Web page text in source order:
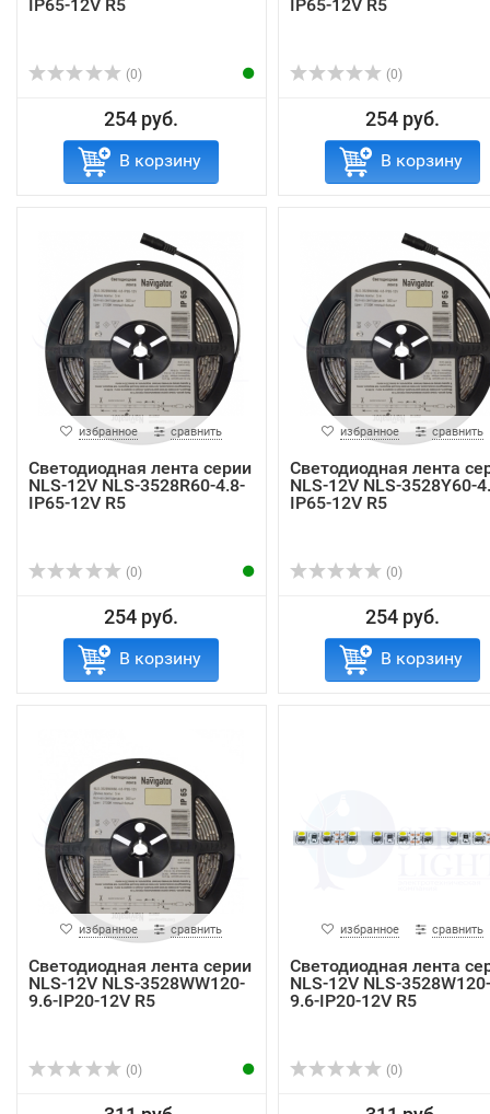
IP65-12V R5
(0)
254 руб.
В корзину
IP65-12V R5
(0)
254 руб.
В корзину
избранное сравнить
Светодиодная лента серии
NLS-12V NLS-3528R60-4.8-
IP65-12V R5
(0)
254 руб.
В корзину
избранное сравнить
Светодиодная лента
NLS-12V NLS-3528Y60-
IP65-12V R5
(0)
254 руб.
В корзину
избранное сравнить
Светодиодная лента серии
NLS-12V NLS-3528WW120-
9.6-IP20-12V R5
(0)
избранное сравнить
Светодиодная лента
NLS-12V NLS-3528W120-
9.6-IP20-12V R5
(0)